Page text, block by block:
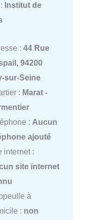
Institut de
: 44 Rue
94200
sur-Seine
: Marat -
: Aucun
ajouté
internet :
site internet
à
: non